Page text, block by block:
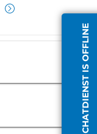
CHATDIENST IS OFFLINE